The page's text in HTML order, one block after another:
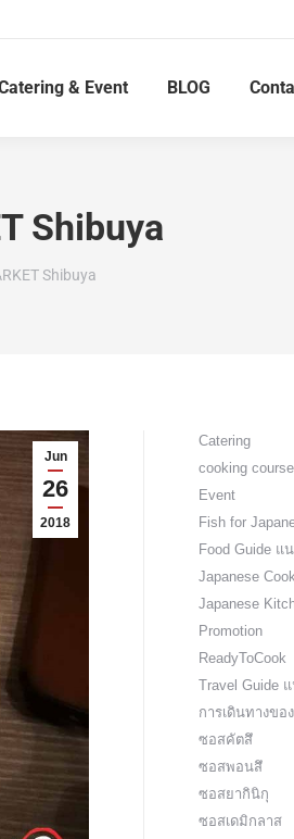
& Event BLOG
Shibuya
Shibuya
Jun
26
2018
Catering
cooking course
Event
Fish for
Food Guide แ
Japanese
Japanese
Promotion
ReadyToCook
Travel Guide
การเดินทางขอ
ซอสคัตสึ
ซอสพอนสึ
ซอสยากินิกุ
ซอสเดมิกลาส